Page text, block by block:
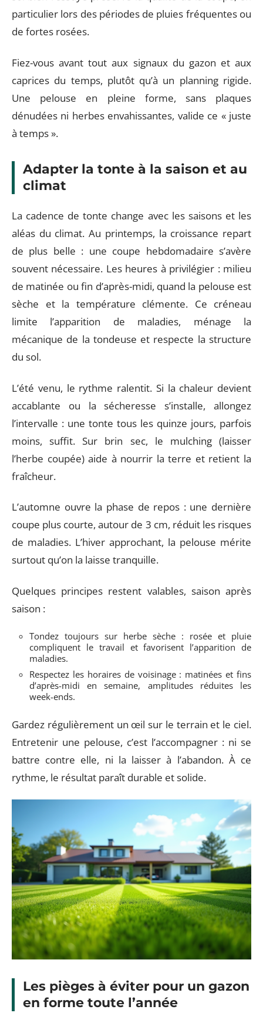
particulier lors des périodes de pluies fréquentes ou
de fortes rosées.
Fiez-vous avant tout aux signaux du gazon et aux
caprices du temps, plutôt qu’à un planning rigide.
Une pelouse en pleine forme, sans plaques
dénudées ni herbes envahissantes, valide ce « juste
à temps ».
Adapter la tonte à la saison et au
climat
La cadence de tonte change avec les saisons et les
aléas du climat. Au printemps, la croissance repart
de plus belle : une coupe hebdomadaire s’avère
souvent nécessaire. Les heures à privilégier : milieu
de matinée ou fin d’après-midi, quand la pelouse est
sèche et la température clémente. Ce créneau
limite l’apparition de maladies, ménage la
mécanique de la tondeuse et respecte la structure
du sol.
L’été venu, le rythme ralentit. Si la chaleur devient
accablante ou la sécheresse s’installe, allongez
l’intervalle : une tonte tous les quinze jours, parfois
moins, suffit. Sur brin sec, le mulching (laisser
l’herbe coupée) aide à nourrir la terre et retient la
fraîcheur.
L’automne ouvre la phase de repos : une dernière
coupe plus courte, autour de 3 cm, réduit les risques
de maladies. L’hiver approchant, la pelouse mérite
surtout qu’on la laisse tranquille.
Quelques principes restent valables, saison après
saison :
Tondez toujours sur herbe sèche : rosée et pluie
compliquent le travail et favorisent l’apparition de
maladies.
Respectez les horaires de voisinage : matinées et fins
d’après-midi en semaine, amplitudes réduites les
week-ends.
Gardez régulièrement un œil sur le terrain et le ciel.
Entretenir une pelouse, c’est l’accompagner : ni se
battre contre elle, ni la laisser à l’abandon. À ce
rythme, le résultat paraît durable et solide.
Les pièges à éviter pour un gazon
en forme toute l’année